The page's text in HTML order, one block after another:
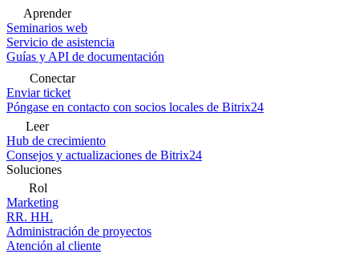
Aprender
Seminarios web
Servicio de asistencia
Guías y API de documentación
Conectar
Enviar ticket
Póngase en contacto con socios locales de Bitrix24
Leer
Hub de crecimiento
Consejos y actualizaciones de Bitrix24
Soluciones
Rol
Marketing
RR. HH.
Administración de proyectos
Atención al cliente